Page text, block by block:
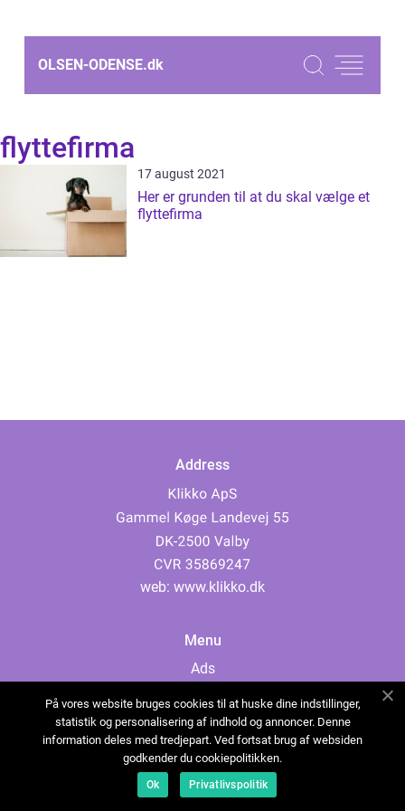
OLSEN-ODENSE.dk
flyttefirma
17 august 2021
Her er grunden til at du skal vælge et
flyttefirma
Address
web: www.klikko.dk
Menu
Ads
Cookies
Contact
Sitemap
På vores website bruges cookies til at huske dine indstillinger,
statistik og personalisering af indhold og annoncer. Denne
information deles med tredjepart. Ved fortsat brug af websiden
godkender du cookiepolitikken.
Ok Privatlivspolitik